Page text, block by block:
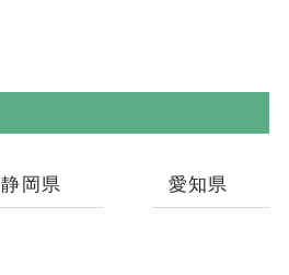
静岡県 愛知県